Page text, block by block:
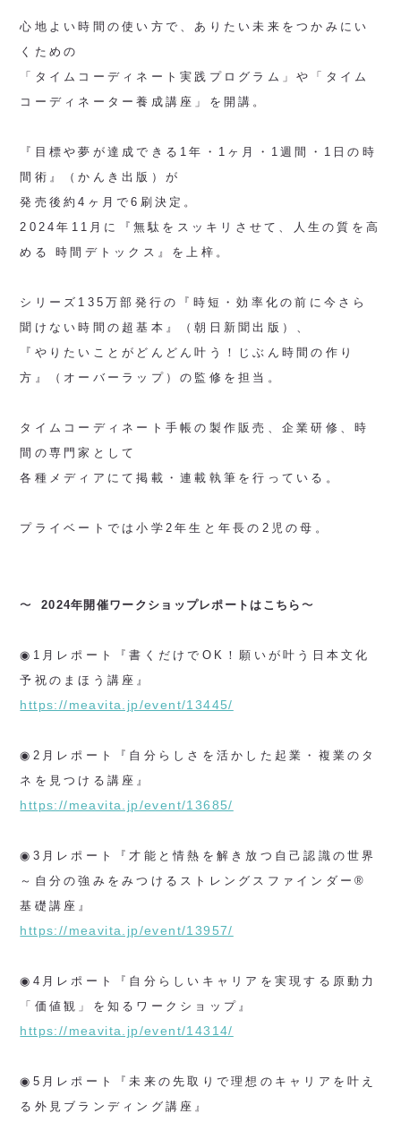
心地よい時間の使い方で、ありたい未来をつかみにい
くための
「タイムコーディネート実践プログラム」や「タイム
コーディネーター養成講座」を開講。
『目標や夢が達成できる1年・1ヶ月・1週間・1日の時
間術』（かんき出版）が
発売後約4ヶ月で6刷決定。
2024年11月に『無駄をスッキリさせて、人生の質を高
める 時間デトックス』を上梓。
シリーズ135万部発行の『時短・効率化の前に今さら
聞けない時間の超基本』（朝日新聞出版）、
『やりたいことがどんどん叶う！じぶん時間の作り
方』（オーバーラップ）の監修を担当。
タイムコーディネート手帳の製作販売、企業研修、時
間の専門家として
各種メディアにて掲載・連載執筆を行っている。
プライベートでは小学2年生と年長の2児の母。
〜 2024年開催ワークショップレポートはこちら 〜
◉1月レポート『書くだけでOK！願いが叶う日本文化
予祝のまほう講座』
https://meavita.jp/event/13445/
◉2月レポート『自分らしさを活かした起業・複業のタ
ネを見つける講座』
https://meavita.jp/event/13685/
◉3月レポート『才能と情熱を解き放つ自己認識の世界
～自分の強みをみつけるストレングスファインダー®
基礎講座』
https://meavita.jp/event/13957/
◉4月レポート『自分らしいキャリアを実現する原動力
「価値観」を知るワークショップ』
https://meavita.jp/event/14314/
◉5月レポート『未来の先取りで理想のキャリアを叶え
る外見ブランディング講座』